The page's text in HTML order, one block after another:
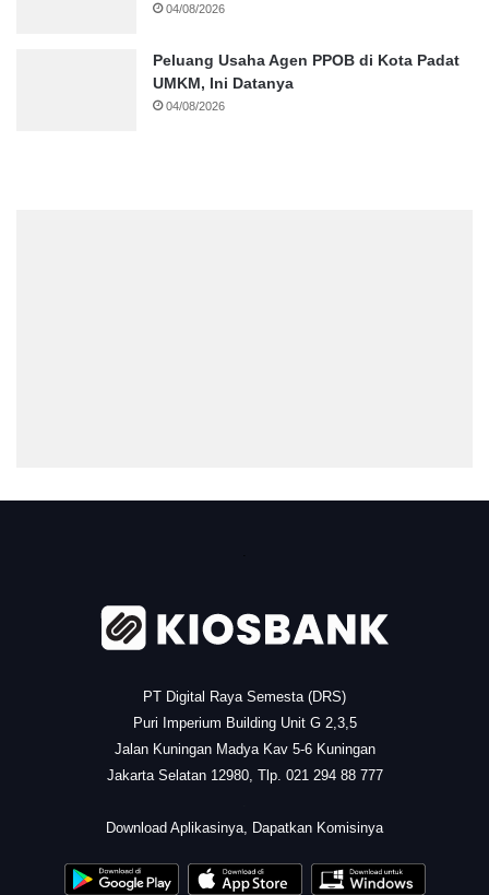
04/08/2026
Peluang Usaha Agen PPOB di Kota Padat
UMKM, Ini Datanya
04/08/2026
PT Digital Raya Semesta (DRS)
Puri Imperium Building Unit G 2,3,5
Jalan Kuningan Madya Kav 5-6 Kuningan
Jakarta Selatan 12980, Tlp. 021 294 88 777
Download Aplikasinya, Dapatkan Komisinya